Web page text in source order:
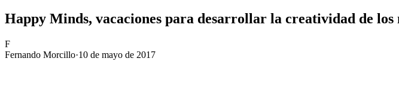
Happy Minds, vacaciones para desarrollar la creatividad de los
F
Fernando Morcillo·10 de mayo de 2017